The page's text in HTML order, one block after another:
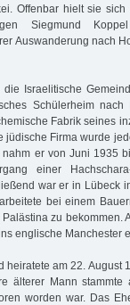
Offenbar hielt sie
Siegmund
Auswanderung nach
Israelitische
Schülerheim nach
Fabrik seines
Firma wurde
er von Juni 1935
einer
war er in Lübeck
bei einem
zu bekommen.
englische Manchester
am 22. August
älterer Mann stammte
worden war. Das